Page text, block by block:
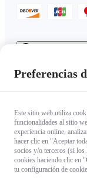
Preferencias
Este sitio web utiliza
funcionalidades al sitio
experiencia online,
hacer clic en "Aceptar
socios y/o terceros (si
cookies haciendo clic en
tu configuración de